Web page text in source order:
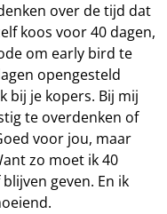
over de tijd dat
koos voor 40 dagen,
om early bird te
opengesteld
bij je kopers. Bij mij
te overdenken of
voor jou, maar
zo moet ik 40
geven. En ik